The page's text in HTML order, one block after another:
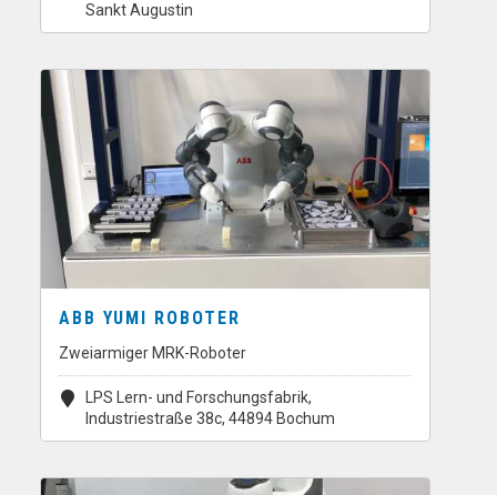
Sankt Augustin
ABB YUMI ROBOTER
Zweiarmiger MRK-Roboter
LPS Lern- und Forschungsfabrik,
Industriestraße 38c, 44894 Bochum